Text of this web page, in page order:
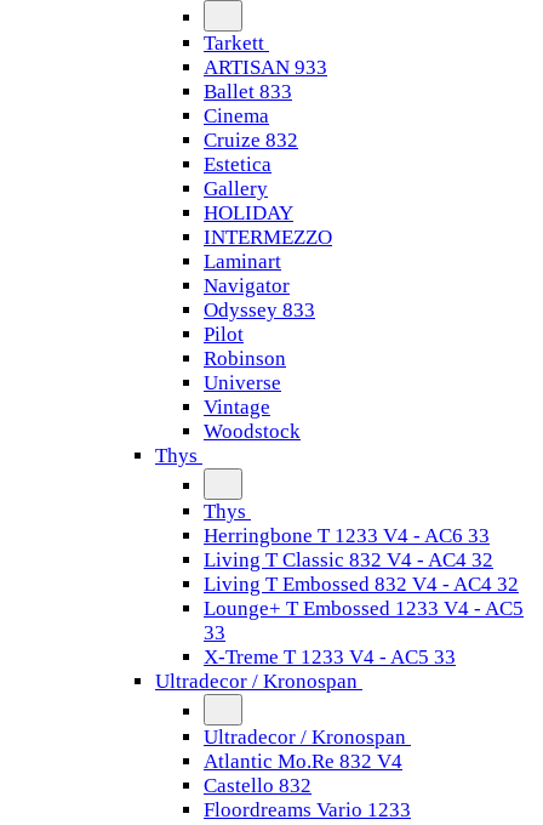
Tarkett
ARTISAN 933
Ballet 833
Cinema
Cruize 832
Estetica
Gallery
HOLIDAY
INTERMEZZO
Laminart
Navigator
Odyssey 833
Pilot
Robinson
Universe
Vintage
Woodstock
Thys
Thys
Herringbone T 1233 V4 - AC6 33
Living T Classic 832 V4 - AC4 32
Living T Embossed 832 V4 - AC4 32
Lounge+ T Embossed 1233 V4 - AC5
33
X-Treme T 1233 V4 - AC5 33
Ultradecor / Kronospan
Ultradecor / Kronospan
Atlantic Mo.Re 832 V4
Castello 832
Floordreams Vario 1233